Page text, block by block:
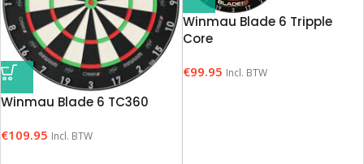
Winmau Blade 6 TC360
€109.95 Incl. BTW
Winmau Blade 6 Tripple
Core
€99.95 Incl. BTW